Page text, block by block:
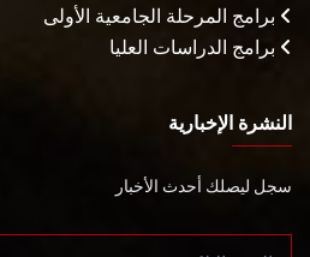
برامج المرحلة الجامعية الأولى
برامج الدراسات العليا
النشرة الإخبارية
سجل ليصلك أحدث الأخبار